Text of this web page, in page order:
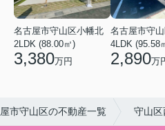
名古屋市守山区小幡北
2LDK (88.00㎡)
3,380万円
4LDK (95.58
2,890万
市守山区の不動産一覧 守山